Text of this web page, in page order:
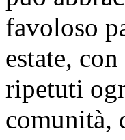
favoloso
estate,
ripetuti
comunità,